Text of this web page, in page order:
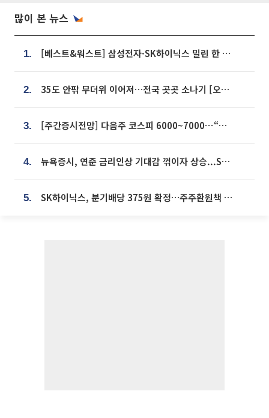
많이 본 뉴스
1. [베스트&워스트] 삼성전자·SK하이닉스 밀린 한 주…상상인증권은 85% 급등
2. 35도 안팎 무더위 이어져…전국 곳곳 소나기 [오늘 날씨]
3. [주간증시전망] 다음주 코스피 6000~7000⋯“外人 수급은 정책이 변수”
4. 뉴욕증시, 연준 금리인상 기대감 꺾이자 상승...S&P500 사상 최고치 [종합]
5. SK하이닉스, 분기배당 375원 확정…주주환원책 9월로 앞당겨 발표